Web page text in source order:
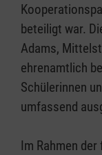
beteiligt war.
Adams,
ehrenamtlich
Schülerinnen
umfassend
Im Rahmen